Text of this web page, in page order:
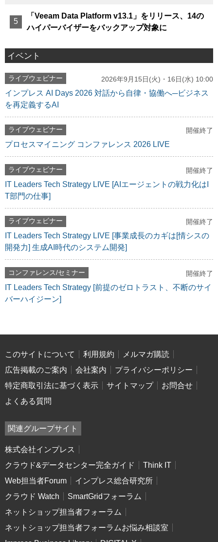
「Veeam Data Platform v13.1」をリリース、14の
ハイパーバイザーをバックアップ対象に
イベント
ライブウェビナー 2026年9月15日(火)・16日(水) 10:00
インプレス AI Days 2026 対話から自律・協働へ─ビジネス
を再定義するAI
ライブウェビナー 開催終了
プロセスマイニング コンファレンス 2026 LIVE
ライブウェビナー 開催終了
IT Leaders Tech Strategy LIVE [AIエージェントの戦力化はI
T部門の仕事]
ライブウェビナー 開催終了
IT Leaders Tech Strategy LIVE [事業成長のカギは[情シスの
開発力] 生成AI時代のシステム開発]
コンファレンス/セミナー 開催終了
IT Leaders Tech Strategy [前提のゼロトラスト、不断のサイ
バーハイジーン]
このサイトについて 利用規約
メルマガ購読
広告掲載のご案内
会社案内
プライバシーポリシー
特定商取引法に基づく表示
サイトマップ
お問合せ
よくある質問
関連グループサイト
株式会社インプレス
クラウド&データセンター完全ガイド
Think IT
Web担当者Forum
インプレス総合研究所
クラウド Watch
SmartGridフォーラム
ネットショップ担当者フォーラム
ネットショップ担当者フォーラムお悩み相談室